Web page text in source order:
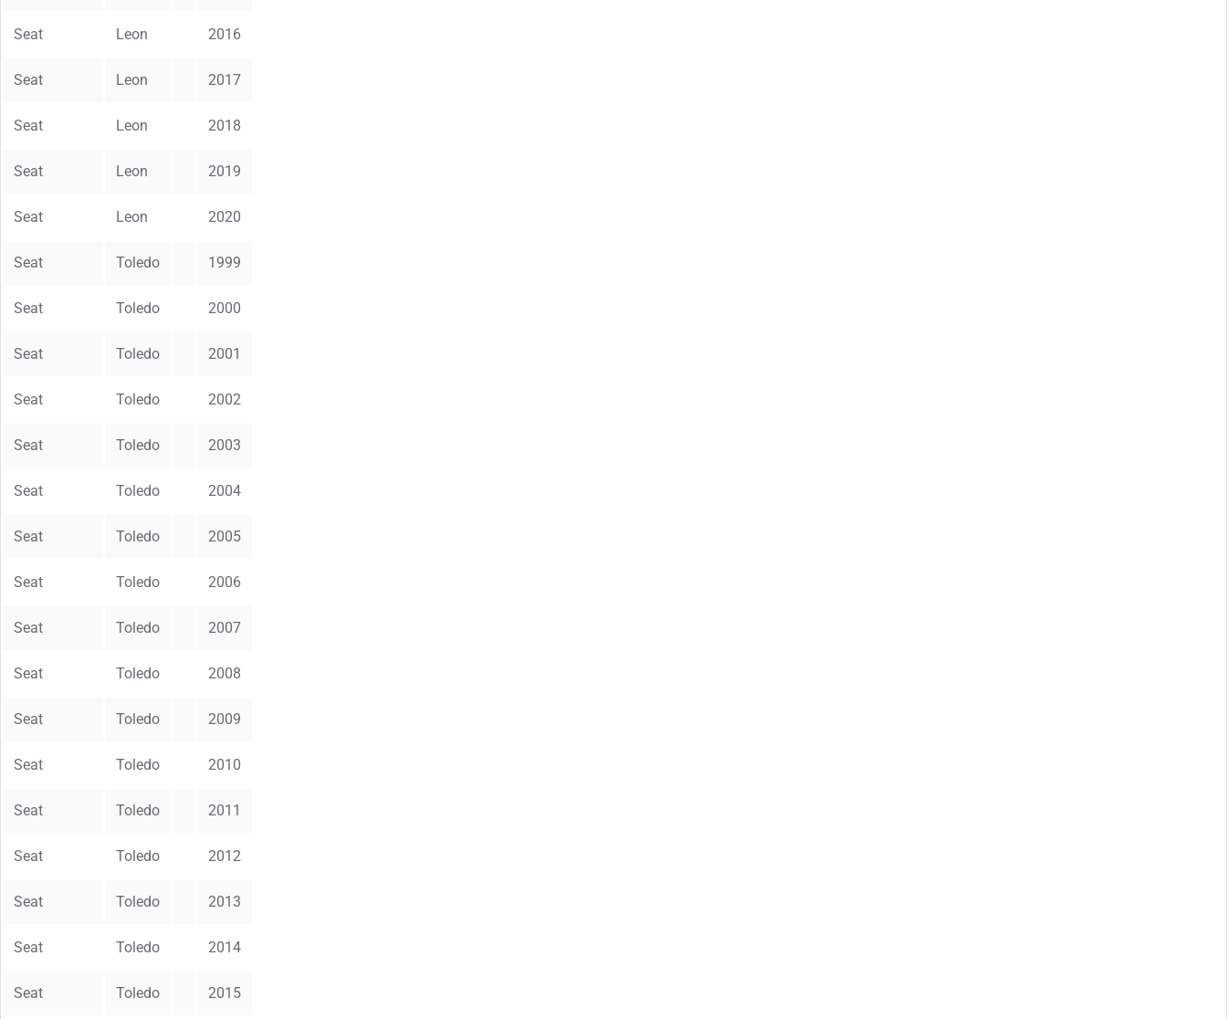
Seat Leon 2016
Seat Leon 2017
Seat Leon 2018
Seat Leon 2019
Seat Leon 2020
Seat Toledo 1999
Seat Toledo 2000
Seat Toledo 2001
Seat Toledo 2002
Seat Toledo 2003
Seat Toledo 2004
Seat Toledo 2005
Seat Toledo 2006
Seat Toledo 2007
Seat Toledo 2008
Seat Toledo 2009
Seat Toledo 2010
Seat Toledo 2011
Seat Toledo 2012
Seat Toledo 2013
Seat Toledo 2014
Seat Toledo 2015